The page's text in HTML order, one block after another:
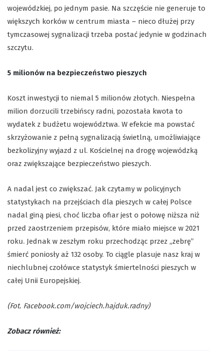
wojewódzkiej, po jednym pasie. Na szczęście nie generuje to
większych korków w centrum miasta – nieco dłużej przy
tymczasowej sygnalizacji trzeba postać jedynie w godzinach
szczytu.
5 milionów na bezpieczeństwo pieszych
Koszt inwestycji to niemal 5 milionów złotych. Niespełna
milion dorzucili trzebińscy radni, pozostała kwota to
wydatek z budżetu województwa. W efekcie ma powstać
skrzyżowanie z pełną sygnalizacją świetlną, umożliwiające
bezkolizyjny wyjazd z ul. Kościelnej na drogę wojewódzką
oraz zwiększające bezpieczeństwo pieszych.
A nadal jest co zwiększać. Jak czytamy w policyjnych
statystykach na przejściach dla pieszych w całej Polsce
nadal giną piesi, choć liczba ofiar jest o połowę niższa niż
przed zaostrzeniem przepisów, które miało miejsce w 2021
roku. Jednak w zeszłym roku przechodząc przez „zebrę”
śmierć poniosły aż 132 osoby. To ciągle plasuje nasz kraj w
niechlubnej czołówce statystyk śmiertelności pieszych w
całej Unii Europejskiej.
(Fot. Facebook.com/wojciech.hajduk.radny)
Zobacz również: